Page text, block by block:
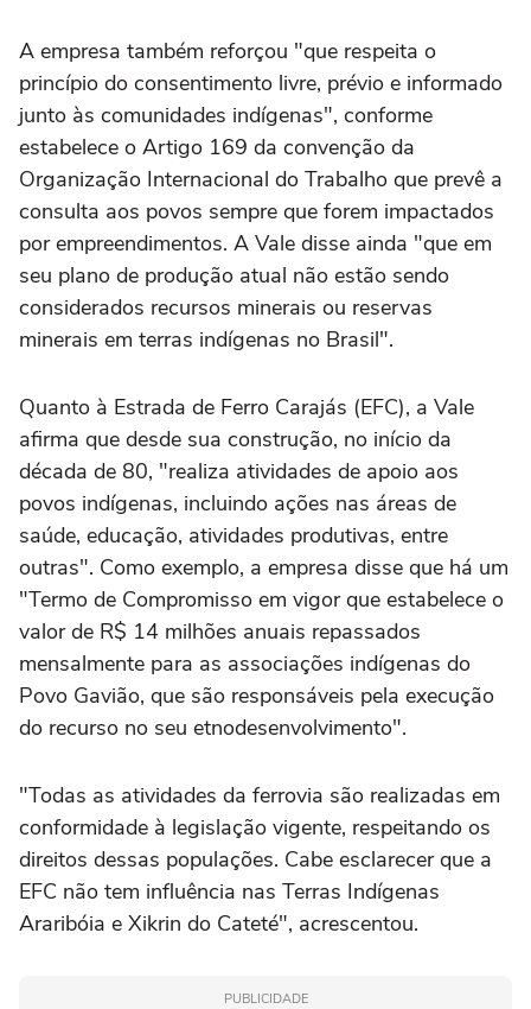
A empresa também reforçou "que respeita o
princípio do consentimento livre, prévio e informado
junto às comunidades indígenas", conforme
estabelece o Artigo 169 da convenção da
Organização Internacional do Trabalho que prevê a
consulta aos povos sempre que forem impactados
por empreendimentos. A Vale disse ainda "que em
seu plano de produção atual não estão sendo
considerados recursos minerais ou reservas
minerais em terras indígenas no Brasil".
Quanto à Estrada de Ferro Carajás (EFC), a Vale
afirma que desde sua construção, no início da
década de 80, "realiza atividades de apoio aos
povos indígenas, incluindo ações nas áreas de
saúde, educação, atividades produtivas, entre
outras". Como exemplo, a empresa disse que há um
"Termo de Compromisso em vigor que estabelece o
valor de R$ 14 milhões anuais repassados
mensalmente para as associações indígenas do
Povo Gavião, que são responsáveis pela execução
do recurso no seu etnodesenvolvimento".
"Todas as atividades da ferrovia são realizadas em
conformidade à legislação vigente, respeitando os
direitos dessas populações. Cabe esclarecer que a
EFC não tem influência nas Terras Indígenas
Araribóia e Xikrin do Cateté", acrescentou.
PUBLICIDADE